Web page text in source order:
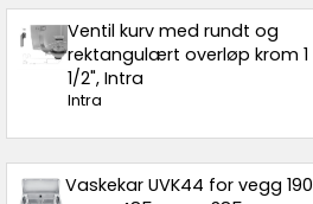
Ventil kurv med rundt og
rektangulært overløp krom 1
1/2", Intra
Intra
Vaskekar UVK44 for vegg 190